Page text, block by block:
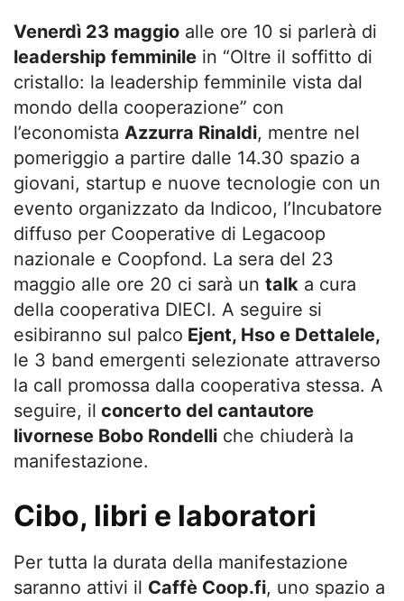
Venerdì 23 maggio alle ore 10 si parlerà di
leadership femminile in “Oltre il soffitto di
cristallo: la leadership femminile vista dal
mondo della cooperazione” con
l’economista Azzurra Rinaldi, mentre nel
pomeriggio a partire dalle 14.30 spazio a
giovani, startup e nuove tecnologie con un
evento organizzato da Indicoo, l’Incubatore
diffuso per Cooperative di Legacoop
nazionale e Coopfond. La sera del 23
maggio alle ore 20 ci sarà un talk a cura
della cooperativa DIECI. A seguire si
esibiranno sul palco Ejent, Hso e Dettalele,
le 3 band emergenti selezionate attraverso
la call promossa dalla cooperativa stessa. A
seguire, il concerto del cantautore
livornese Bobo Rondelli che chiuderà la
manifestazione.
Cibo, libri e laboratori
Per tutta la durata della manifestazione
saranno attivi il Caffè Coop.fi, uno spazio a